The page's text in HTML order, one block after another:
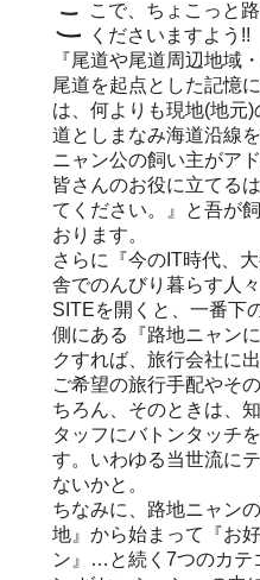
ここで、ちょこっと路地ニャン公のPRをお聴き
くださいますよう!!
『尾道や尾道周辺地域
尾道を起点とした記憶
は、何よりも現地(地元
道としまなみ海道沿線
ニャン公の飼い主がア
皆さんのお役に立てる
てください。』と吾が
おります。
さらに『今のIT時代、
舎でのんびり暮らす人
SITEを開くと、一番下
側にある『路地ニャン
クすれば、旅行会社に
ご希望の旅行手配やそ
ちろん、そのときは、
タッフにバトンタッチ
す。いわゆる当世流に
ないかと。
ちなみに、路地ニャン
地』から始まって『お
ン』…と続く7つのカテ